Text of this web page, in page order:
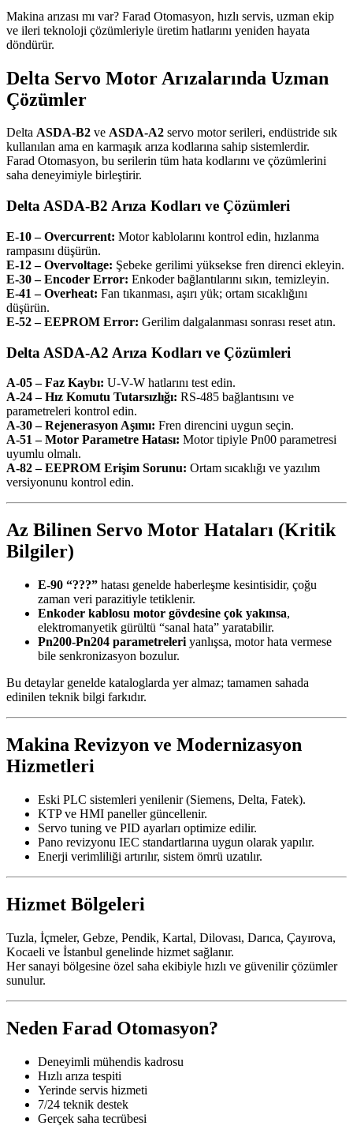
Makina arızası mı var? Farad Otomasyon, hızlı servis, uzman ekip
ve ileri teknoloji çözümleriyle üretim hatlarını yeniden hayata
döndürür.
Delta Servo Motor Arızalarında Uzman
Çözümler
Delta ASDA-B2 ve ASDA-A2 servo motor serileri, endüstride sık
kullanılan ama en karmaşık arıza kodlarına sahip sistemlerdir.
Farad Otomasyon, bu serilerin tüm hata kodlarını ve çözümlerini
saha deneyimiyle birleştirir.
Delta ASDA-B2 Arıza Kodları ve Çözümleri
E-10 – Overcurrent: Motor kablolarını kontrol edin, hızlanma
rampasını düşürün.
E-12 – Overvoltage: Şebeke gerilimi yüksekse fren direnci ekleyin.
E-30 – Encoder Error: Enkoder bağlantılarını sıkın, temizleyin.
E-41 – Overheat: Fan tıkanması, aşırı yük; ortam sıcaklığını
düşürün.
E-52 – EEPROM Error: Gerilim dalgalanması sonrası reset atın.
Delta ASDA-A2 Arıza Kodları ve Çözümleri
A-05 – Faz Kaybı: U-V-W hatlarını test edin.
A-24 – Hız Komutu Tutarsızlığı: RS-485 bağlantısını ve
parametreleri kontrol edin.
A-30 – Rejenerasyon Aşımı: Fren direncini uygun seçin.
A-51 – Motor Parametre Hatası: Motor tipiyle Pn00 parametresi
uyumlu olmalı.
A-82 – EEPROM Erişim Sorunu: Ortam sıcaklığı ve yazılım
versiyonunu kontrol edin.
Az Bilinen Servo Motor Hataları (Kritik
Bilgiler)
E-90 “???” hatası genelde haberleşme kesintisidir, çoğu
zaman veri parazitiyle tetiklenir.
Enkoder kablosu motor gövdesine çok yakınsa,
elektromanyetik gürültü “sanal hata” yaratabilir.
Pn200-Pn204 parametreleri yanlışsa, motor hata vermese
bile senkronizasyon bozulur.
Bu detaylar genelde kataloglarda yer almaz; tamamen sahada
edinilen teknik bilgi farkıdır.
Makina Revizyon ve Modernizasyon
Hizmetleri
Eski PLC sistemleri yenilenir (Siemens, Delta, Fatek).
KTP ve HMI paneller güncellenir.
Servo tuning ve PID ayarları optimize edilir.
Pano revizyonu IEC standartlarına uygun olarak yapılır.
Enerji verimliliği artırılır, sistem ömrü uzatılır.
Hizmet Bölgeleri
Tuzla, İçmeler, Gebze, Pendik, Kartal, Dilovası, Darıca, Çayırova,
Kocaeli ve İstanbul genelinde hizmet sağlanır.
Her sanayi bölgesine özel saha ekibiyle hızlı ve güvenilir çözümler
sunulur.
Neden Farad Otomasyon?
Deneyimli mühendis kadrosu
Hızlı arıza tespiti
Yerinde servis hizmeti
7/24 teknik destek
Gerçek saha tecrübesi